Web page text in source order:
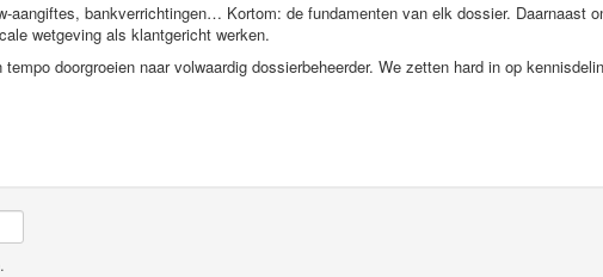
bankverrichtingen… Kortom: de fundamenten van elk dossier. Daarnaast
wetgeving als klantgericht werken.
doorgroeien naar volwaardig dossierbeheerder. We zetten hard in op